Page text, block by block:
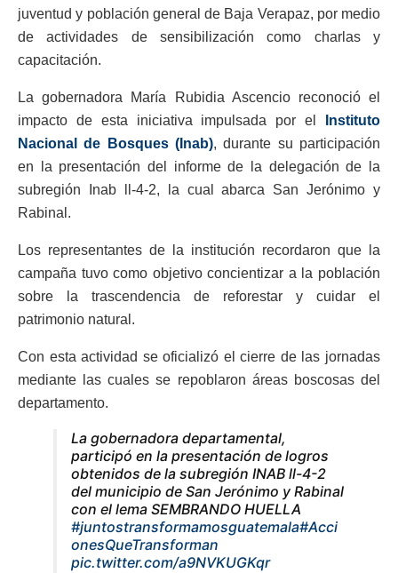
juventud y población general de Baja Verapaz, por medio
de actividades de sensibilización como charlas y
capacitación.
La gobernadora María Rubidia Ascencio reconoció el
impacto de esta iniciativa impulsada por el
Instituto
Nacional de Bosques (Inab), durante su participación
en la presentación del informe de la delegación de la
subregión Inab ll-4-2, la cual abarca San Jerónimo y
Rabinal.
Los representantes de la institución recordaron que la
campaña tuvo como objetivo concientizar a la población
sobre la trascendencia de reforestar y cuidar el
patrimonio natural.
Con esta actividad se oficializó el cierre de las jornadas
mediante las cuales se repoblaron áreas boscosas del
departamento.
La gobernadora departamental,
participó en la presentación de logros
obtenidos de la subregión INAB ll-4-2
del municipio de San Jerónimo y Rabinal
con el lema SEMBRANDO HUELLA
#juntostransformamosguatemala#Acci
onesQueTransforman
pic.twitter.com/a9NVKUGKqr